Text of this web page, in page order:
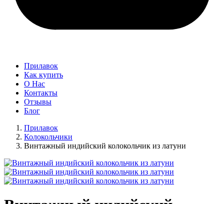
Прилавок
Как купить
О Нас
Контакты
Отзывы
Блог
Прилавок
Колокольчики
Винтажный индийский колокольчик из латуни